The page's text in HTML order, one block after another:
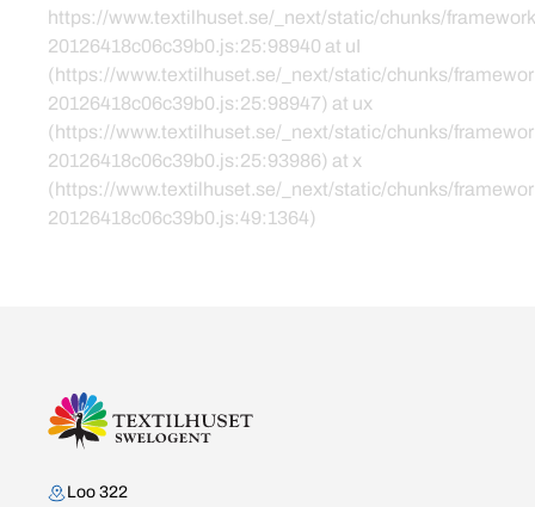
https://www.textilhuset.se/_next/static/chunks/
20126418c06c39b0.js:25:98940 at uI
(https://www.textilhuset.se/_next/static/chunks/
20126418c06c39b0.js:25:98947) at ux
(https://www.textilhuset.se/_next/static/chunks/
20126418c06c39b0.js:25:93986) at x
(https://www.textilhuset.se/_next/static/chunks/
20126418c06c39b0.js:49:1364)
Kontakta oss
Loo 322